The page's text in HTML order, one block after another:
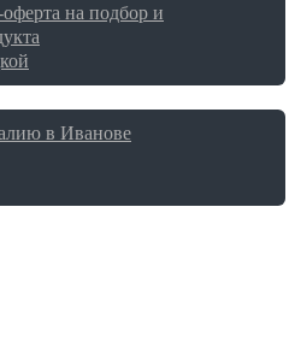
на подбор и
в Иванове